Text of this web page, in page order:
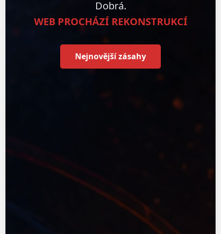
Dobrá.
WEB PROCHÁZÍ REKONSTRUKCÍ
Nejnovější zásahy